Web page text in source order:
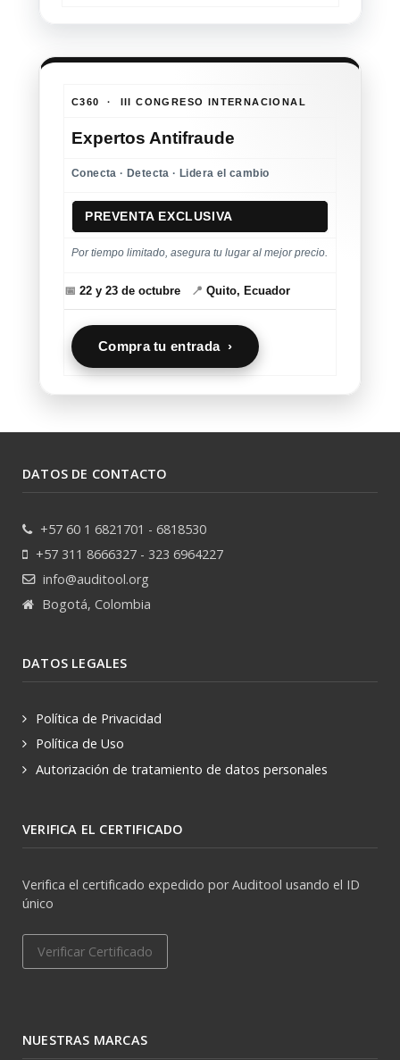
C360 · III CONGRESO INTERNACIONAL
Expertos Antifraude
Conecta · Detecta · Lidera el cambio
PREVENTA EXCLUSIVA
Por tiempo limitado, asegura tu lugar al mejor precio.
📅 22 y 23 de octubre 📍 Quito, Ecuador
Compra tu entrada ›
DATOS DE CONTACTO
+57 60 1 6821701 - 6818530
+57 311 8666327 - 323 6964227
info@auditool.org
Bogotá, Colombia
DATOS LEGALES
Política de Privacidad
Política de Uso
Autorización de tratamiento de datos personales
VERIFICA EL CERTIFICADO
Verifica el certificado expedido por Auditool usando el ID
único
Verificar Certificado
NUESTRAS MARCAS